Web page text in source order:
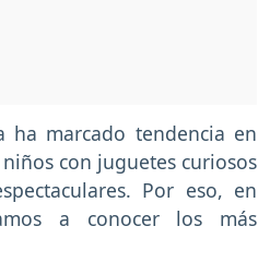
ha marcado tendencia en
con juguetes curiosos
Por eso, en
a conocer los más